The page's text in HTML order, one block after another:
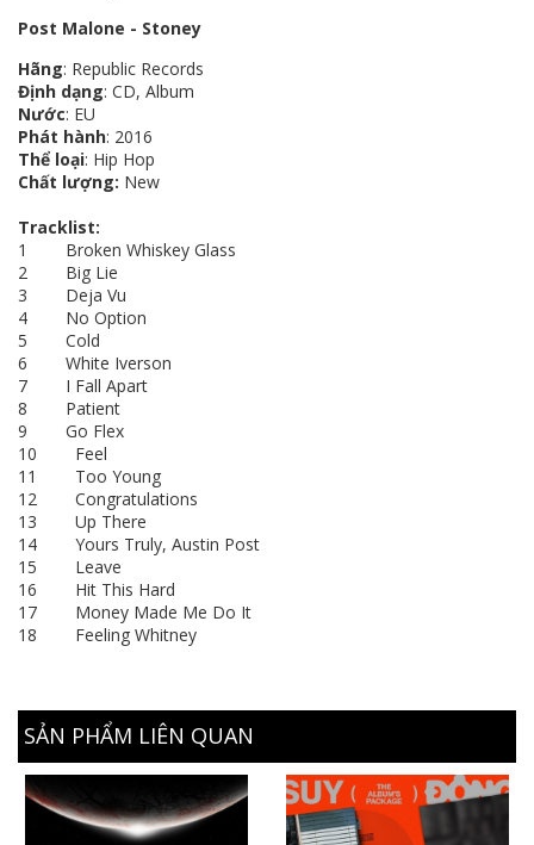
Post Malone - Stoney
Hãng: Republic Records
Định dạng: CD, Album
Nước: EU
Phát hành: 2016
Thể loại: Hip Hop
Chất lượng: New
Tracklist:
1 Broken Whiskey Glass
2 Big Lie
3 Deja Vu
4 No Option
5 Cold
6 White Iverson
7 I Fall Apart
8 Patient
9 Go Flex
10 Feel
11 Too Young
12 Congratulations
13 Up There
14 Yours Truly, Austin Post
15 Leave
16 Hit This Hard
17 Money Made Me Do It
18 Feeling Whitney
SẢN PHẨM LIÊN QUAN